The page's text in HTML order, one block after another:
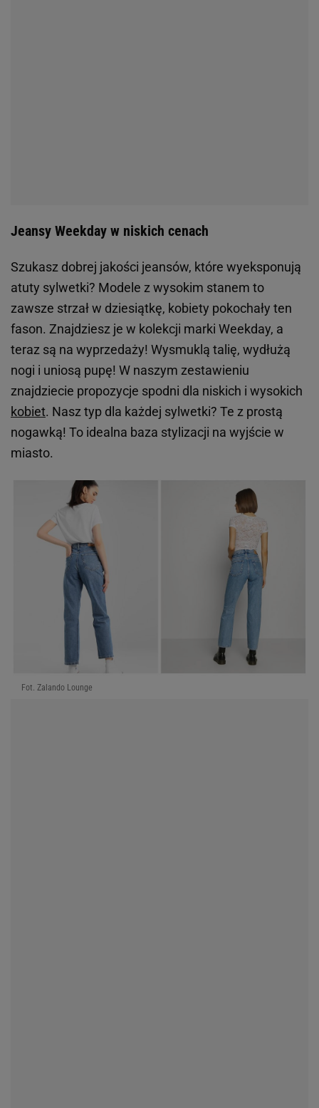
Jeansy Weekday w niskich cenach
Szukasz dobrej jakości jeansów, które wyeksponują
atuty sylwetki? Modele z wysokim stanem to
zawsze strzał w dziesiątkę, kobiety pokochały ten
fason. Znajdziesz je w kolekcji marki Weekday, a
teraz są na wyprzedaży! Wysmuklą talię, wydłużą
nogi i uniosą pupę! W naszym zestawieniu
znajdziecie propozycje spodni dla niskich i wysokich
kobiet. Nasz typ dla każdej sylwetki? Te z prostą
nogawką! To idealna baza stylizacji na wyjście w
miasto.
Fot. Zalando Lounge